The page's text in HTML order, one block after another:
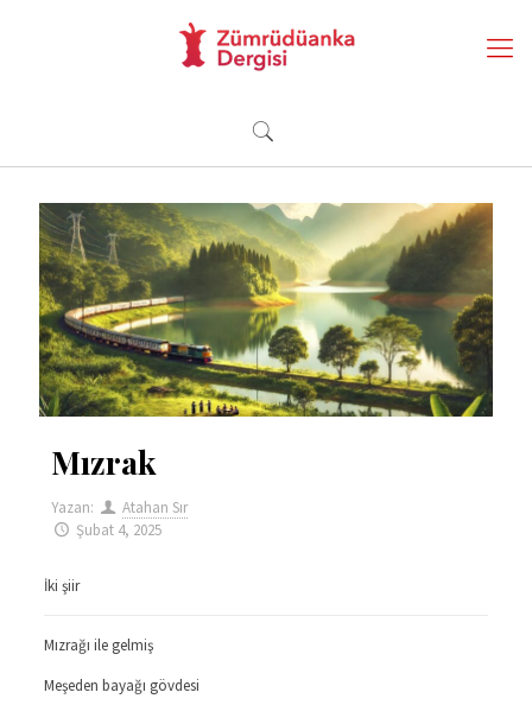
Mızrak
Yazan:
Atahan Sır
Şubat 4, 2025
İki şiir
Mızrağı ile gelmiş
Meşeden bayağı gövdesi